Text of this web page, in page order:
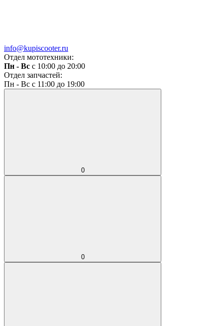
info@kupiscooter.ru
Отдел мототехники:
Пн - Вс с 10:00 до 20:00
Отдел запчастей:
Пн - Вс с 11:00 до 19:00
0
0